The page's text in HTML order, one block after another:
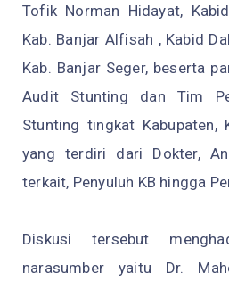
Tofik Norman Hidayat,
Kab. Banjar Alfisah , Kabid
Kab. Banjar Seger, beserta
Audit Stunting dan Tim
Stunting tingkat Kabupaten,
yang terdiri dari Dokter,
terkait, Penyuluh KB hingga
Diskusi tersebut
narasumber yaitu Dr.